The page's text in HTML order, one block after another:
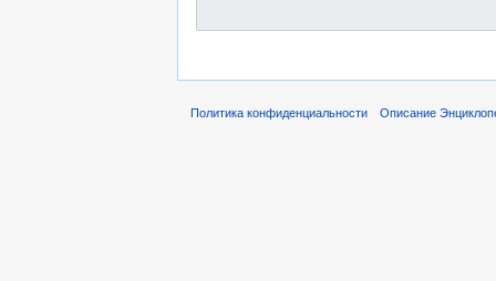
Политика конфиденциальности Описание